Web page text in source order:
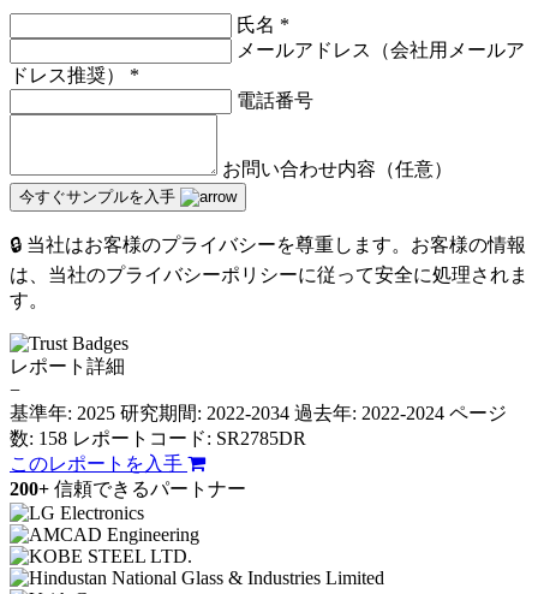
氏名 *
メールアドレス（会社用メールア
ドレス推奨） *
電話番号
お問い合わせ内容（任意）
今すぐサンプルを入手
🔒 当社はお客様のプライバシーを尊重します。お客様の情報
は、当社のプライバシーポリシーに従って安全に処理されま
す。
レポート詳細
−
基準年: 2025 研究期間: 2022-2034 過去年: 2022-2024 ページ
数: 158 レポートコード: SR2785DR
このレポートを入手
200+ 信頼できるパートナー